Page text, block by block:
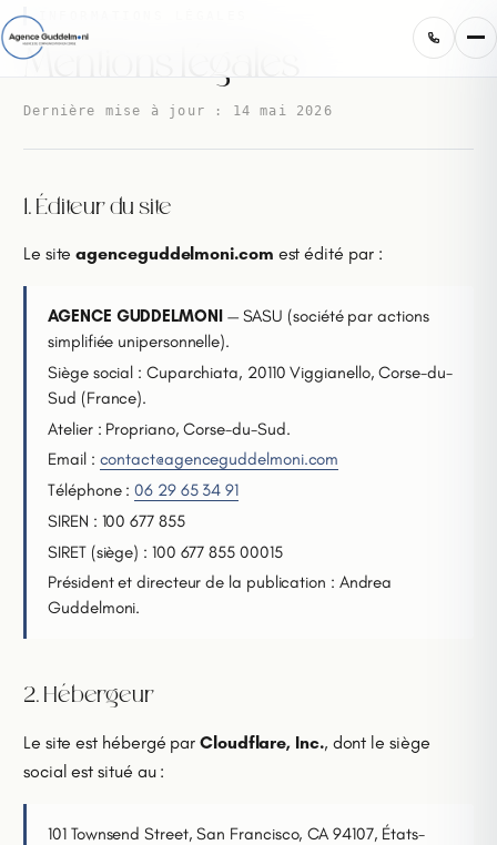
Mentions légales
Dernière mise à jour : 14 mai 2026
1. Éditeur du site
Le siteagenceguddelmoni.com est édité par :
AGENCE GUDDELMONI— SASU (société par actions
simplifiée unipersonnelle).
Siège social : Cuparchiata, 20110 Viggianello, Corse-du-
Sud (France).
Atelier : Propriano, Corse-du-Sud.
Email : contact@agenceguddelmoni.com
Téléphone :06 29 65 34 91
SIREN : 100 677 855
SIRET (siège) : 100 677 855 00015
Président et directeur de la publication : Andrea
Guddelmoni.
2. Hébergeur
Le site est hébergé parCloudflare, Inc., dont le siège
social est situé au :
101 Townsend Street, San Francisco, CA 94107, États-